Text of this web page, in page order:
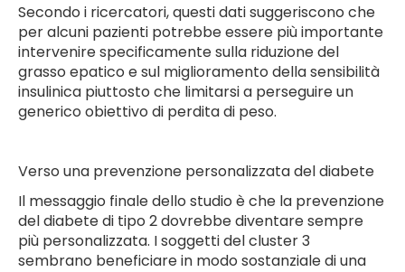
Secondo i ricercatori, questi dati suggeriscono che
per alcuni pazienti potrebbe essere più importante
intervenire specificamente sulla riduzione del
grasso epatico e sul miglioramento della sensibilità
insulinica piuttosto che limitarsi a perseguire un
generico obiettivo di perdita di peso.
Verso una prevenzione personalizzata del diabete
Il messaggio finale dello studio è che la prevenzione
del diabete di tipo 2 dovrebbe diventare sempre
più personalizzata. I soggetti del cluster 3
sembrano beneficiare in modo sostanziale di una